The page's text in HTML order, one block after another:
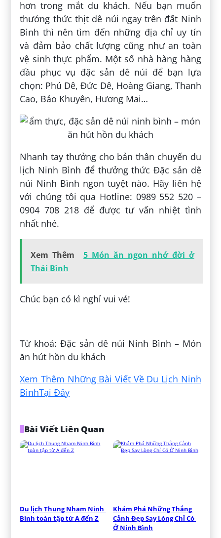
hơn trong mắt du khách. Nếu bạn muốn
thưởng thức thịt dê núi ngay trên đất Ninh
Bình thì nên tìm đến những địa chỉ uy tín
và đảm bảo chất lượng cũng như an toàn
vệ sinh thực phẩm. Một số nhà hàng hàng
đầu phục vụ đặc sản dê núi để bạn lựa
chọn: Phú Dê, Đức Dê, Hoàng Giang, Thanh
Cao, Bảo Khuyên, Hương Mai…
Nhanh tay thưởng cho bản thân chuyến du
lịch Ninh Bình để thưởng thức Đặc sản dê
núi Ninh Bình ngon tuyệt nào. Hãy liên hệ
với chúng tôi qua Hotline: 0989 552 520 –
0904 708 218 để được tư vấn nhiệt tình
nhất nhé.
Xem Thêm
5 Món ăn ngon nhớ đời ở
Thái Bình
Chúc bạn có kì nghỉ vui vẻ!
Từ khoá: Đặc sản dê núi Ninh Bình – Món
ăn hút hồn du khách
Xem Thêm Những Bài Viết Về Du Lịch Ninh
BìnhTại Đây
Bài Viết Liên Quan
Du lịch Thung Nham Ninh
Bình toàn tập từ A đến Z
Khám Phá Những Thắng
Cảnh Đẹp Say Lòng Chỉ Có
Ở Ninh Bình